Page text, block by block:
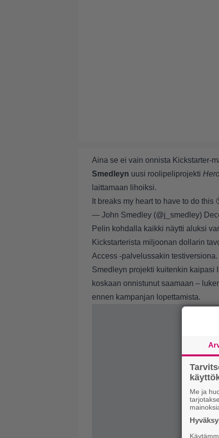
Aina se ei vain onnista Kickstarter-
Smedleyn uusi roolipeliprojekti
laittamaan lihoiksi.
It breaks my heart to have to do this
— John Smedley (@j_smedley)
Pelin kohdalla kaikki näytti aluksi
Kickstarterista miljoonan dollarin
Access -palvelussakin testiversiona.
Smedleyn projekti kuitenkin kaipasi
koskaan onnistunut saamaan –
ennen kampanjan lopettamista.
Me ja